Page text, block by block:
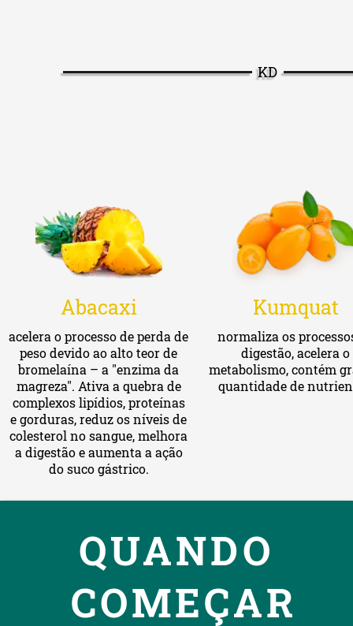
KD
Abacaxi
acelera o processo de perda de
peso devido ao alto teor de
bromelaína – a "enzima da
magreza". Ativa a quebra de
complexos lipídios, proteínas
e gorduras, reduz os níveis de
colesterol no sangue, melhora
a digestão e aumenta a ação
do suco gástrico.
Kumquat
normaliza os
digestão, acelera o
metabolismo, contém
quantidade de
QUANDO
COMEÇAR